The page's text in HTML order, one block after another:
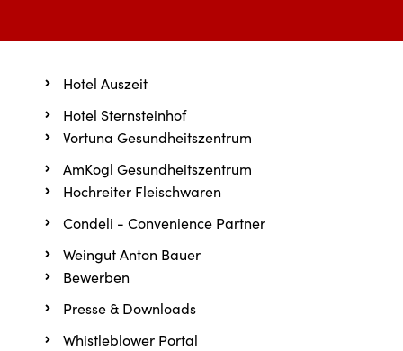
Bewerben
Presse & Downloads
Whistleblower Portal
Hochreiter Fleischwaren
Condeli - Convenience Partner
Weingut Anton Bauer
Vortuna Gesundheitszentrum
AmKogl Gesundheitszentrum
Hotel Auszeit
Hotel Sternsteinhof